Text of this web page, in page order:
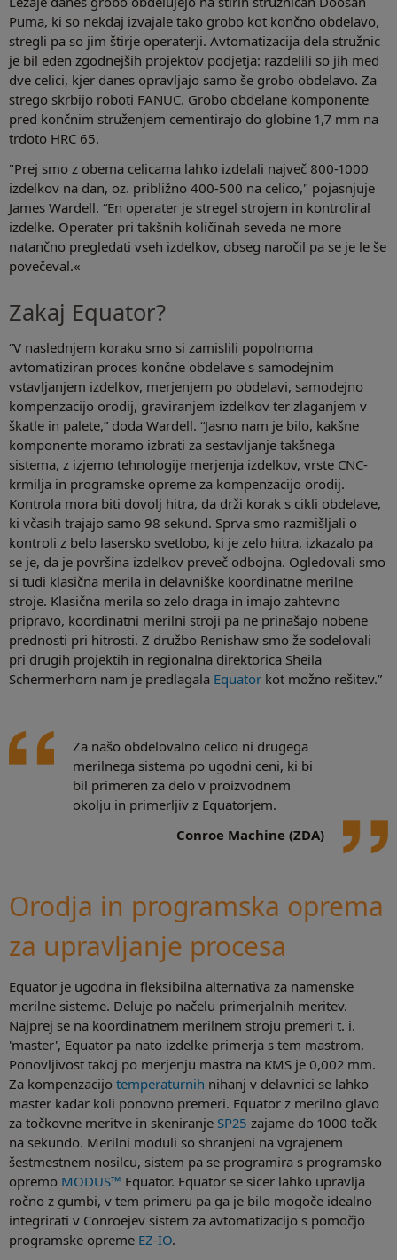
Puma, ki so nekdaj izvajale tako grobo kot končno obdelavo,
stregli pa so jim štirje operaterji. Avtomatizacija dela stružnic
je bil eden zgodnejših projektov podjetja: razdelili so jih med
dve celici, kjer danes opravljajo samo še grobo obdelavo. Za
strego skrbijo roboti FANUC. Grobo obdelane komponente
pred končnim struženjem cementirajo do globine 1,7 mm na
trdoto HRC 65.
"Prej smo z obema celicama lahko izdelali največ 800-1000
izdelkov na dan, oz. približno 400-500 na celico," pojasnjuje
James Wardell. “En operater je stregel strojem in kontroliral
izdelke. Operater pri takšnih količinah seveda ne more
natančno pregledati vseh izdelkov, obseg naročil pa se je le še
povečeval.«
Zakaj Equator?
“V naslednjem koraku smo si zamislili popolnoma
avtomatiziran proces končne obdelave s samodejnim
vstavljanjem izdelkov, merjenjem po obdelavi, samodejno
kompenzacijo orodij, graviranjem izdelkov ter zlaganjem v
škatle in palete,” doda Wardell. “Jasno nam je bilo, kakšne
komponente moramo izbrati za sestavljanje takšnega
sistema, z izjemo tehnologije merjenja izdelkov, vrste CNC-
krmilja in programske opreme za kompenzacijo orodij.
Kontrola mora biti dovolj hitra, da drži korak s cikli obdelave,
ki včasih trajajo samo 98 sekund. Sprva smo razmišljali o
kontroli z belo lasersko svetlobo, ki je zelo hitra, izkazalo pa
se je, da je površina izdelkov preveč odbojna. Ogledovali smo
si tudi klasična merila in delavniške koordinatne merilne
stroje. Klasična merila so zelo draga in imajo zahtevno
pripravo, koordinatni merilni stroji pa ne prinašajo nobene
prednosti pri hitrosti. Z družbo Renishaw smo že sodelovali
pri drugih projektih in regionalna direktorica Sheila
Schermerhorn nam je predlagala Equator kot možno rešitev.”
Za našo obdelovalno celico ni drugega
merilnega sistema po ugodni ceni, ki bi
bil primeren za delo v proizvodnem
okolju in primerljiv z Equatorjem.
Conroe Machine (ZDA)
Orodja in programska oprema
za upravljanje procesa
Equator je ugodna in fleksibilna alternativa za namenske
merilne sisteme. Deluje po načelu primerjalnih meritev.
Najprej se na koordinatnem merilnem stroju premeri t. i.
'master', Equator pa nato izdelke primerja s tem mastrom.
Ponovljivost takoj po merjenju mastra na KMS je 0,002 mm.
Za kompenzacijo temperaturnih nihanj v delavnici se lahko
master kadar koli ponovno premeri. Equator z merilno glavo
za točkovne meritve in skeniranje SP25 zajame do 1000 točk
na sekundo. Merilni moduli so shranjeni na vgrajenem
šestmestnem nosilcu, sistem pa se programira s programsko
opremo MODUS™ Equator. Equator se sicer lahko upravlja
ročno z gumbi, v tem primeru pa ga je bilo mogoče idealno
integrirati v Conroejev sistem za avtomatizacijo s pomočjo
programske opreme EZ-IO.